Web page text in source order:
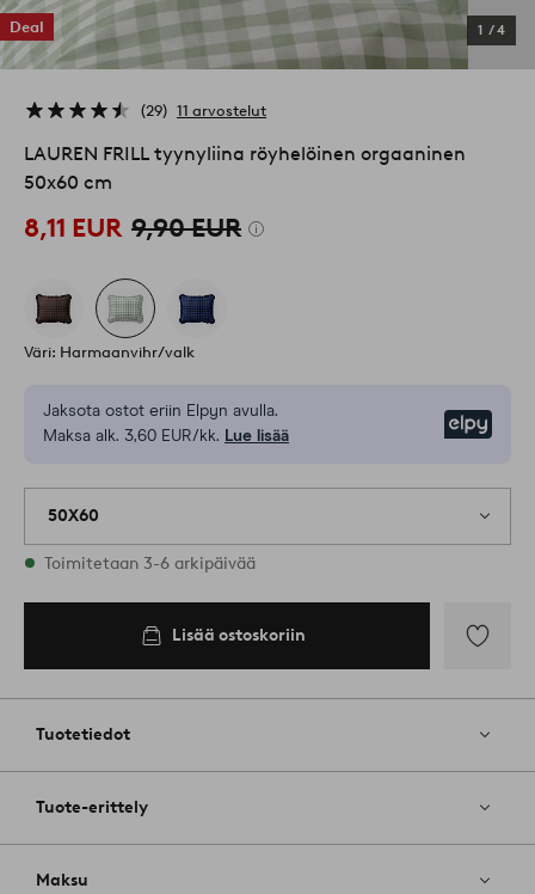
Deal 1 /4
29 11 arvostelut
LAUREN FRILL tyynyliina röyhelöinen orgaaninen
50x60 cm
8,11 EUR 9,90 EUR
Väri: Harmaanvihr/valk
Jaksota ostot eriin Elpyn avulla.
Maksa alk. 3,60 EUR/kk. Lue lisää
50X60
Varastossa
Toimitetaan 3-6 arkipäivää
Lisää ostoskoriin
Tuotetiedot
Tuote-erittely
Maksu